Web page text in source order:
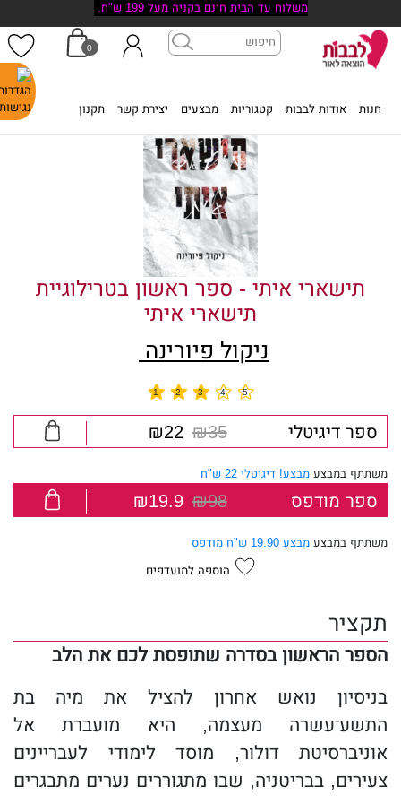
משלוח עד הבית חינם בקניה מעל 199 ש"ח.
חנות אודות לבבות קטגוריות מבצעים יצירת קשר תקנון
0
תישארי איתי - ספר ראשון בטרילוגיית
תישארי איתי
ניקול פיורינה
ספר דיגיטלי ₪35
₪22
משתתף במבצע מבצע! דיגיטלי 22 ש"ח
ספר מודפס ₪98
₪19.9
משתתף במבצע מבצע 19.90 ש"ח מודפס
הוספה למועדפים
תקציר
הספר הראשון בסדרה שתופסת לכם את הלב
בניסיון נואש אחרון להציל את מיה בת
התשע־עשרה מעצמה, היא מועברת אל
אוניברסיטת דולור, מוסד לימודי לעבריינים
צעירים, בבריטניה, שבו מתגוררים נערים מתבגרים